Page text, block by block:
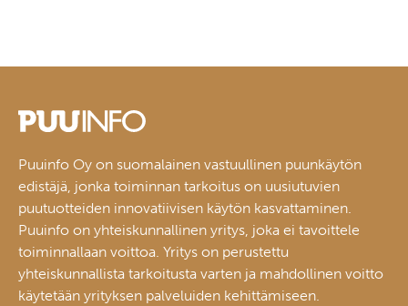
Puuinfo Oy on suomalainen vastuullinen puunkäytön
edistäjä, jonka toiminnan tarkoitus on uusiutuvien
puutuotteiden innovatiivisen käytön kasvattaminen.
Puuinfo on yhteiskunnallinen yritys, joka ei tavoittele
toiminnallaan voittoa. Yritys on perustettu
yhteiskunnallista tarkoitusta varten ja mahdollinen voitto
käytetään yrityksen palveluiden kehittämiseen.